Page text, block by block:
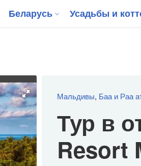
Беларусь Усадьбы и
Мальдивы, Баа и Раа
Тур в
Resort